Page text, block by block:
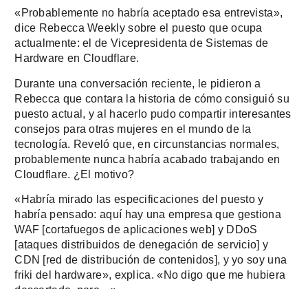
«Probablemente no habría aceptado esa entrevista»,
dice Rebecca Weekly sobre el puesto que ocupa
actualmente: el de Vicepresidenta de Sistemas de
Hardware en Cloudflare.
Durante una conversación reciente, le pidieron a
Rebecca que contara la historia de cómo consiguió su
puesto actual, y al hacerlo pudo compartir interesantes
consejos para otras mujeres en el mundo de la
tecnología. Reveló que, en circunstancias normales,
probablemente nunca habría acabado trabajando en
Cloudflare. ¿El motivo?
«Habría mirado las especificaciones del puesto y
habría pensado: aquí hay una empresa que gestiona
WAF [cortafuegos de aplicaciones web] y DDoS
[ataques distribuidos de denegación de servicio] y
CDN [red de distribución de contenidos], y yo soy una
friki del hardware», explica. «No digo que me hubiera